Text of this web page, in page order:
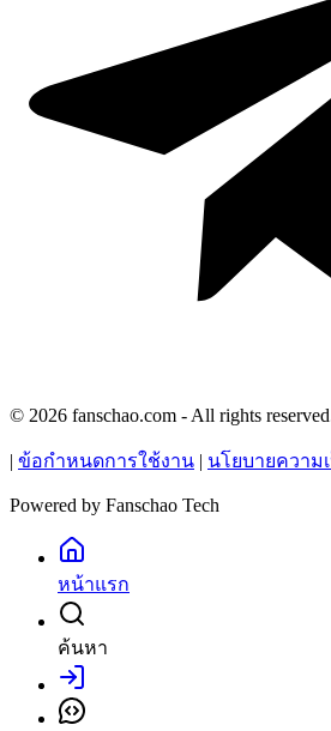
© 2026 fanschao.com - All rights
ข้อกำหนดการใช้งาน นโยบายความ
Powered by Fanschao Tech
หน้าแรก
ค้นหา
เข้าสู่ระบบ